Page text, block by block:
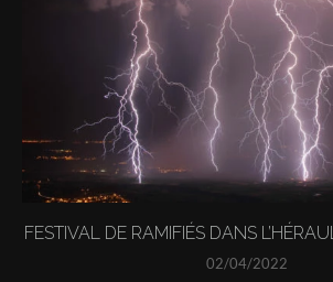
FESTIVAL DE RAMIFIÉS DANS
02/04/2022